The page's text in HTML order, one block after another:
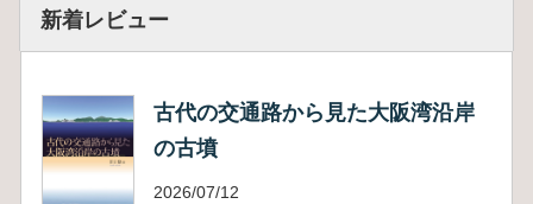
新着レビュー
古代の交通路から見た大阪湾沿岸
の古墳
2026/07/12